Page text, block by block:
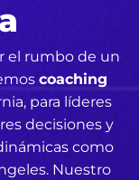
el rumbo de un
coaching
para líderes
decisiones y
como
Nuestro